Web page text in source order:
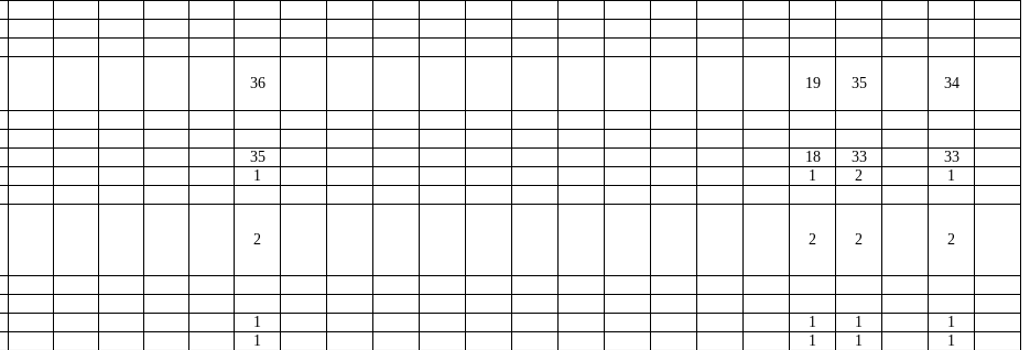
36 19 35 34
35 18 33
33
1 1 2
1
2 2 2 2
1 1 1
1
1 1 1
1